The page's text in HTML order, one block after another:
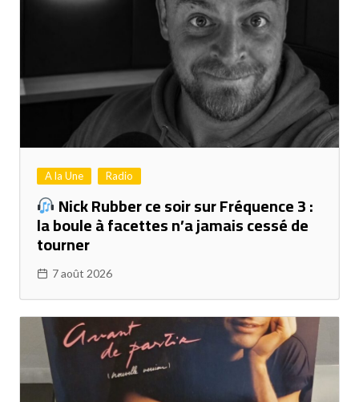
A la Une Radio
Nick Rubber ce soir sur Fréquence 3 :
la boule à facettes n’a jamais cessé de
tourner
7 août 2026